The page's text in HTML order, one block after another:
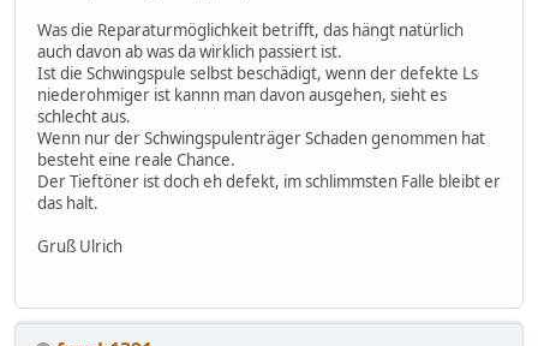
Was die Reparaturmöglichkeit betrifft, das hängt natürlich
auch davon ab was da wirklich passiert ist.
Ist die Schwingspule selbst beschädigt, wenn der defekte Ls
niederohmiger ist kannn man davon ausgehen, sieht es
schlecht aus.
Wenn nur der Schwingspulenträger Schaden genommen hat
besteht eine reale Chance.
Der Tieftöner ist doch eh defekt, im schlimmsten Falle bleibt er
das halt.
Gruß Ulrich